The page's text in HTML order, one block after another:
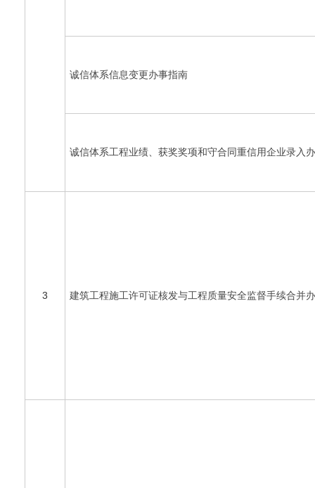
诚信体系信息变更办事指南
诚信体系工程业绩、获奖奖项和守合同重信用企业录入
3 建筑工程施工许可证核发与工程质量安全监督手续合并